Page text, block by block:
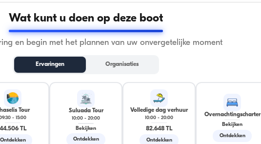
Wat kunt u doen op deze boot
en begin met het plannen van uw onvergetelijke moment
Ervaringen Organisaties
Tour
- 15:00
44.506 TL
Ontdekken
Suluada Tour
10:00 - 20:00
Bekijken
Ontdekken
Volledige dag verhuur
10:00 - 20:00
82.648 TL
Ontdekken
Overnachtingscharter
Bekijken
Ontdekken